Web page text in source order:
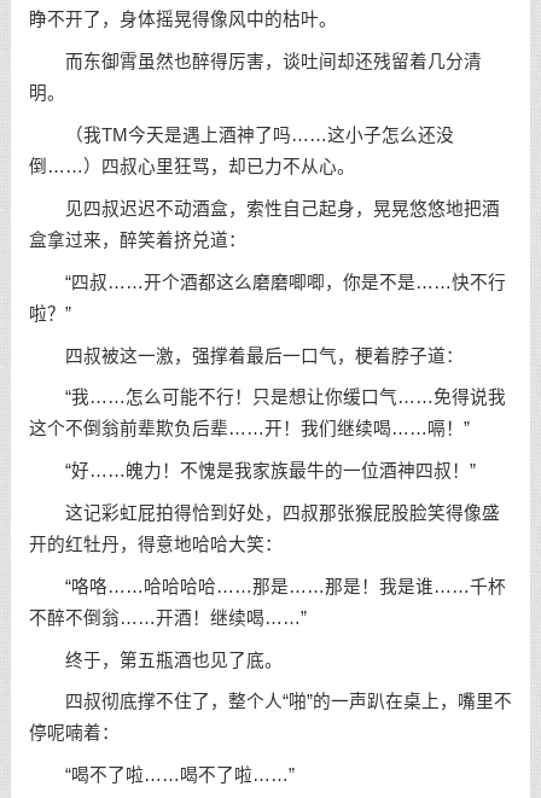
睁不开了，身体摇晃得像风中的枯叶。
而东御霄虽然也醉得厉害，谈吐间却还残留着几分清
明。
（我TM今天是遇上酒神了吗……这小子怎么还没
倒……）四叔心里狂骂，却已力不从心。
见四叔迟迟不动酒盒，索性自己起身，晃晃悠悠地把酒
盒拿过来，醉笑着挤兑道：
“四叔……开个酒都这么磨磨唧唧，你是不是……快不行
啦？”
四叔被这一激，强撑着最后一口气，梗着脖子道：
“我……怎么可能不行！只是想让你缓口气……免得说我
这个不倒翁前辈欺负后辈……开！我们继续喝……嗝！”
“好……魄力！不愧是我家族最牛的一位酒神四叔！”
这记彩虹屁拍得恰到好处，四叔那张猴屁股脸笑得像盛
开的红牡丹，得意地哈哈大笑：
“咯咯……哈哈哈哈……那是……那是！我是谁……千杯
不醉不倒翁……开酒！继续喝……”
终于，第五瓶酒也见了底。
四叔彻底撑不住了，整个人“啪”的一声趴在桌上，嘴里不
停呢喃着：
“喝不了啦……喝不了啦……”